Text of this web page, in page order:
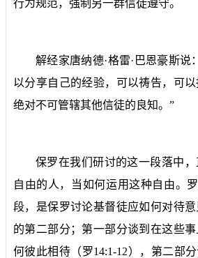
行为规范，强制另一群信徒遵守。
解经家唐纳德·格雷·巴恩豪斯说
以分享自己的经验，可以祷告，可以
绝对不可管辖其他信徒的良知。”
保罗在我们研讨的这一段落中
自由的人，当如何运用这种自由。
段，是保罗讨论基督徒应如何对待
的第二部分；第一部分谈到在这些
何彼此相待（罗14:1-12），第二部